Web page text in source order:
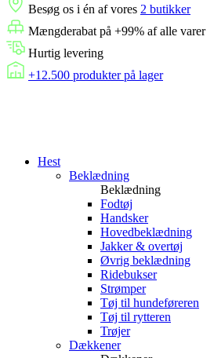
Besøg os i én af vores 2 butikker
Mængderabat på +99% af alle varer
Hurtig levering
+12.500 produkter på lager
Hest
Beklædning
Beklædning
Fodtøj
Handsker
Hovedbeklædning
Jakker & overtøj
Øvrig beklædning
Ridebukser
Strømper
Tøj til hundeføreren
Tøj til rytteren
Trøjer
Dækkener